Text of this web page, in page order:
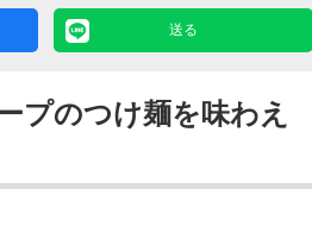
送る
プのつけ麺を味わえ